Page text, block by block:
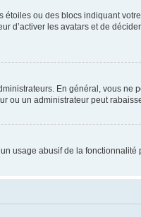
ou des blocs indiquant
d’activer les avatars et de
En général, vous ne
ou un administrateur peut
usage abusif de la fonctionnalité